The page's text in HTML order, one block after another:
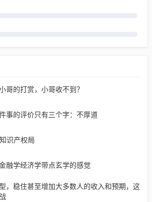
哥的打赏，小哥收不到？
事的评价只有三个字：不厚道
识产权局
融学经济学带点玄学的感觉
，稳住甚至增加大多数人的收入和预期，这